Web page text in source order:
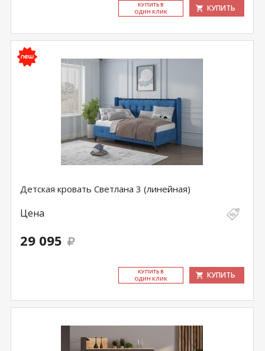
КУ­ПИТЬ В
ОДИН КЛИК
КУПИТЬ
Детская кровать Светлана 3 (линейная)
Цена
29 095
КУ­ПИТЬ В
ОДИН КЛИК
КУПИТЬ